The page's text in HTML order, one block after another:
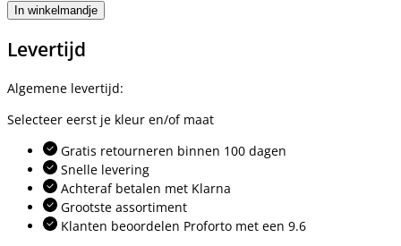
In winkelmandje
Levertijd
Algemene levertijd:
Selecteer eerst je kleur en/of maat
Gratis retourneren binnen 100 dagen
Snelle levering
Achteraf betalen met Klarna
Grootste assortiment
Klanten beoordelen Proforto met een 9.6